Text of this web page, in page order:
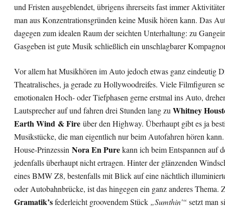
und Fristen ausgeblendet, übrigens ihrerseits fast immer
man aus Konzentrationsgründen keine Musik hören kann. Das
dagegen zum idealen Raum der seichten Unterhaltung: zu
Gasgeben ist gute Musik schließlich ein unschlagbarer
Vor allem hat Musikhören im Auto jedoch etwas ganz eindeutig
Theatralisches, ja gerade zu Hollywoodreifes. Viele Filmfiguren
emotionalen Hoch- oder Tiefphasen gerne erstmal ins Auto,
Lautsprecher auf und fahren drei Stunden lang zuWhitney
Earth Wind & Fire über den Highway. Überhaupt gibt es ja
Musikstücke, die man eigentlich nur beim Autofahren hören
House-Prinzessin Nora En Purekann ich beim Entspannen auf
jedenfalls überhaupt nicht ertragen. Hinter der glänzenden
eines BMW Z8, bestenfalls mit Blick auf eine nächtlich
oder Autobahnbrücke, ist das hingegen ein ganz anderes Thema.
Gramatik’sfederleicht groovendem Stück „Sumthin'“ setzt man